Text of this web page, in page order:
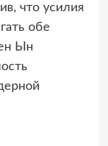
что усилия
обе
Ын